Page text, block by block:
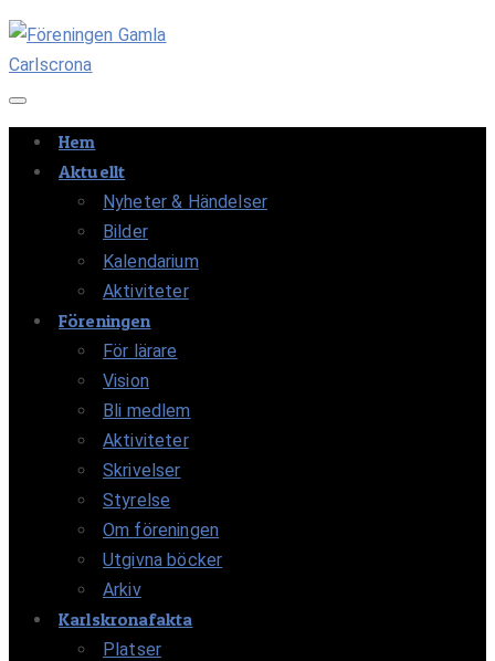
Navigation av/på
Hem
Aktuellt
Nyheter & Händelser
Bilder
Kalendarium
Aktiviteter
Föreningen
För lärare
Vision
Bli medlem
Aktiviteter
Skrivelser
Styrelse
Om föreningen
Utgivna böcker
Arkiv
Karlskronafakta
Platser